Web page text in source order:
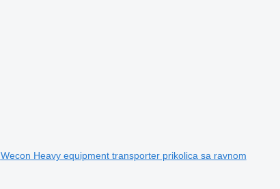
Wecon Heavy equipment transporter prikolica sa ravnom